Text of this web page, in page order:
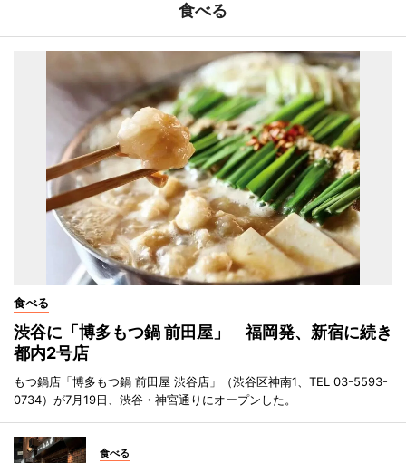
食べる
食べる
渋谷に「博多もつ鍋 前田屋」 福岡発、新宿に続き
都内2号店
もつ鍋店「博多もつ鍋 前田屋 渋谷店」（渋谷区神南1、TEL 03-5593-
0734）が7月19日、渋谷・神宮通りにオープンした。
食べる